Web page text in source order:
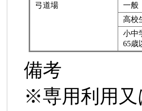
弓道場 一般
高校
小中
65歳
備考
※専用利用又